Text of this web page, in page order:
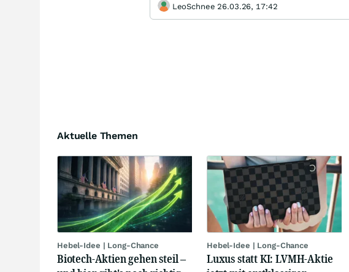
LeoSchnee 26.03.26, 17:42
Aktuelle Themen
Hebel-Idee | Long-Chance
Biotech-Aktien gehen steil –
Hebel-Idee | Long-Chance
Luxus statt KI: LVMH-Aktie